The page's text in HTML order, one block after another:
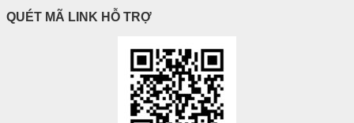
QUÉT MÃ LINK HỖ TRỢ